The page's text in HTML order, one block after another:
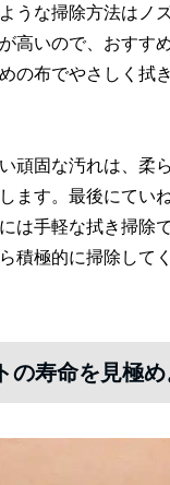
うな掃除方法はノ
高いので、おすす
の布でやさしく拭
頑固な汚れは、柔
ます。最後にてい
は手軽な拭き掃除
積極的に掃除してく
の寿命を見極め